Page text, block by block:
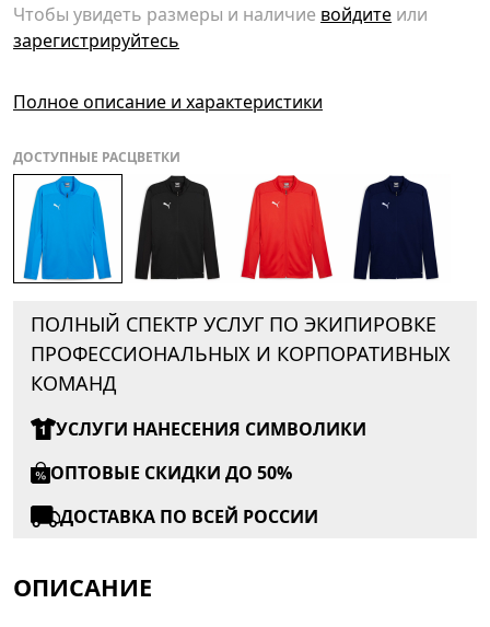
Чтобы увидеть размеры и наличие войдите или
зарегистрируйтесь
Полное описание и характеристики
ДОСТУПНЫЕ РАСЦВЕТКИ
ПОЛНЫЙ СПЕКТР УСЛУГ ПО ЭКИПИРОВКЕ
ПРОФЕССИОНАЛЬНЫХ И КОРПОРАТИВНЫХ
КОМАНД
УСЛУГИ НАНЕСЕНИЯ СИМВОЛИКИ
ОПТОВЫЕ СКИДКИ ДО 50%
ДОСТАВКА ПО ВСЕЙ РОССИИ
ОПИСАНИЕ